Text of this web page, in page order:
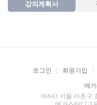
강의계획서
로그인 회원가입
메
06643 서울 서초구